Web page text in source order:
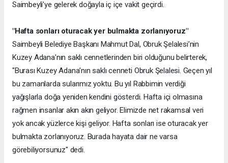
Saimbeyli’ye gelerek doğayla iç içe vakit geçirdi.
"Hafta sonları oturacak yer bulmakta zorlanıyoruz"
Saimbeyli Belediye Başkanı Mahmut Dal, Obruk Şelalesi’nin
Kuzey Adana’nın saklı cennetlerinden biri olduğunu belirterek,
"Burası Kuzey Adana’nın saklı cenneti Obruk Şelalesi. Geçen yıl
bu zamanlarda sularımız yoktu. Bu yıl Rabbimin verdiği
yağışlarla doğa yeniden kendini gösterdi. Hafta içi olmasına
rağmen insanlar akın akın geliyor. Elimizde net rakamsal veri
yok ancak yüzlerce kişi geliyor. Hafta sonları ise oturacak yer
bulmakta zorlanıyoruz. Burada hayata dair ne varsa
görebiliyorsunuz" dedi.